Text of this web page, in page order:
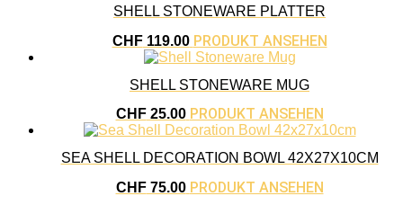
SHELL STONEWARE PLATTER
CHF119.00 PRODUKT ANSEHEN
SHELL STONEWARE MUG
CHF25.00 PRODUKT ANSEHEN
SEA SHELL DECORATION BOWL 42X27X10CM
CHF75.00 PRODUKT ANSEHEN